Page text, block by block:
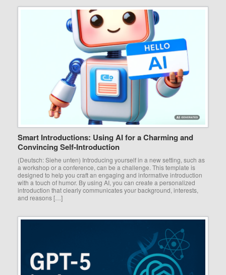
Smart Introductions: Using AI for a Charming and
Convincing Self-Introduction
(Deutsch: Siehe unten) Introducing yourself in a new setting, such as
a workshop or a conference, can be a challenge. This template is
designed to help you craft an engaging and informative introduction
with a touch of humor. By using AI, you can create a personalized
introduction that clearly communicates your background, interests,
and reasons […]